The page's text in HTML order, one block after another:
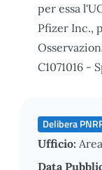
per essa
Pfizer Inc.,
C1071016 -
Delibera
Ufficio:
Data